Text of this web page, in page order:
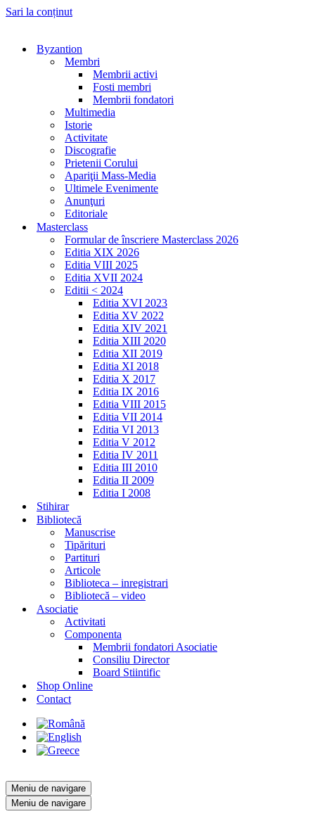
Sari la conținut
Byzantion
Membri
Membrii activi
Fosti membri
Membrii fondatori
Multimedia
Istorie
Activitate
Discografie
Prietenii Corului
Apariţii Mass-Media
Ultimele Evenimente
Anunţuri
Editoriale
Masterclass
Formular de înscriere Masterclass 2026
Editia XIX 2026
Editia VIII 2025
Editia XVII 2024
Editii < 2024
Editia XVI 2023
Editia XV 2022
Editia XIV 2021
Editia XIII 2020
Editia XII 2019
Editia XI 2018
Editia X 2017
Editia IX 2016
Editia VIII 2015
Editia VII 2014
Editia VI 2013
Editia V 2012
Editia IV 2011
Editia III 2010
Editia II 2009
Editia I 2008
Stihirar
Bibliotecă
Manuscrise
Tipărituri
Partituri
Articole
Biblioteca – inregistrari
Bibliotecă – video
Asociatie
Activitati
Componenta
Membrii fondatori Asociatie
Consiliu Director
Board Stiintific
Shop Online
Contact
Meniu de navigare
Meniu de navigare